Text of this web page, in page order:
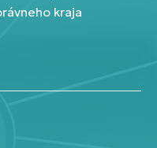
kraja